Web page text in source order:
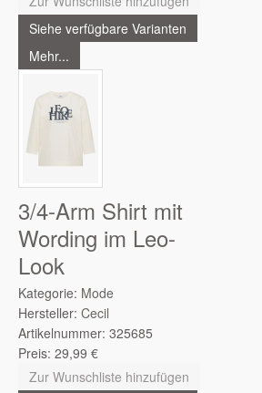
Siehe verfügbare Varianten
Mehr...
3/4-Arm Shirt mit
Wording im Leo-
Look
Kategorie: Mode
Hersteller: Cecil
Artikelnummer: 325685
Preis: 29,99 €
Zur Wunschliste hinzufügen